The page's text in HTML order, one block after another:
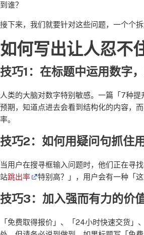
到谁？
接下来，我们就要针对这些问题，一个个拆
如何写出让人忍不
技巧1：在标题中运用数字
人类的大脑对数字特别敏感。一篇「7种
预期，知道点进去会看到结构化的内容，
率。
技巧2：如何用疑问句抓住
当用户在搜寻框输入问题时，他们正在寻
站跳出率 特别高？」，用户会有一种「
技巧3：加入强而有力的价
「免费取得报价」、「24小时快速交货